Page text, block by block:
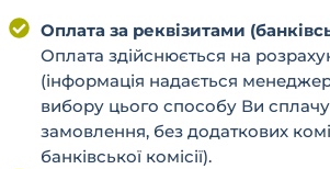
Оплата за реквізитами
Оплата здійснюється на
(інформація надається
вибору цього способу Ви
замовлення, без додаткових
банківської комісії).